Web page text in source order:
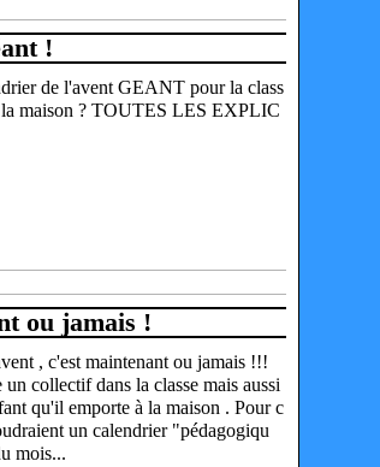
!
de l'avent GEANT pour la class
maison ? TOUTES LES EXPLIC
ou jamais !
, c'est maintenant ou jamais !!!
collectif dans la classe mais aussi
qu'il emporte à la maison . Pour c
un calendrier "pédagogiqu
mois...